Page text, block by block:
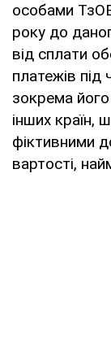
особами
року до
від сплати
платежів
зокрема його
інших країн,
фіктивними
вартості,